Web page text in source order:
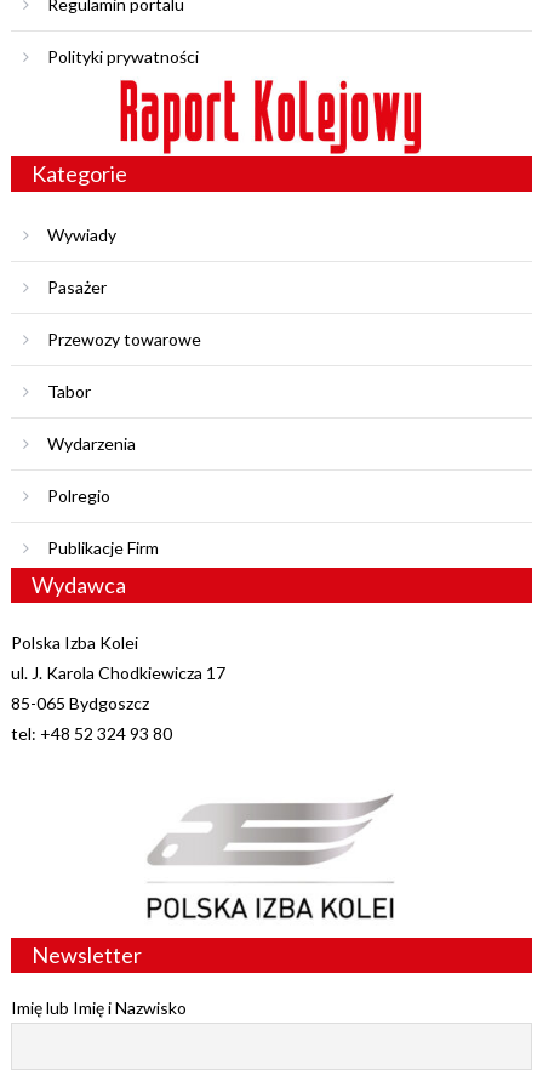
Regulamin portalu
Polityki prywatności
Kategorie
Wywiady
Pasażer
Przewozy towarowe
Tabor
Wydarzenia
Polregio
Publikacje Firm
Wydawca
Polska Izba Kolei
ul. J. Karola Chodkiewicza 17
85-065 Bydgoszcz
tel: +48 52 324 93 80
Newsletter
Imię lub Imię i Nazwisko